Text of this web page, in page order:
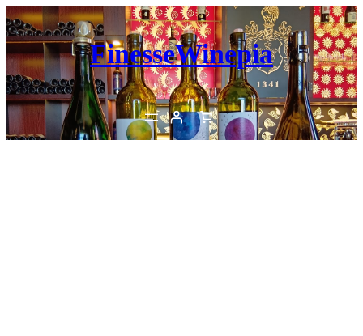
内
容
を
ス
キ
ッ
プ
FinesseWinepia